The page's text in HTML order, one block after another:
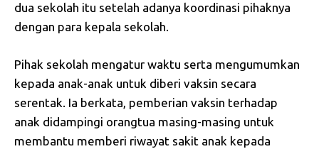
dua sekolah itu setelah adanya koordinasi pihaknya
dengan para kepala sekolah.
Pihak sekolah mengatur waktu serta mengumumkan
kepada anak-anak untuk diberi vaksin secara
serentak. Ia berkata, pemberian vaksin terhadap
anak didampingi orangtua masing-masing untuk
membantu memberi riwayat sakit anak kepada